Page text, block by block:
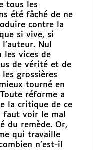
tous les
été fâché de ne
contre la
si vive, si
Nul
les vices de
de vérité et de
grossières
tourné en
réforme a
la critique de ce
voir le mal
du remède. Or,
qui travaille
n’est-il